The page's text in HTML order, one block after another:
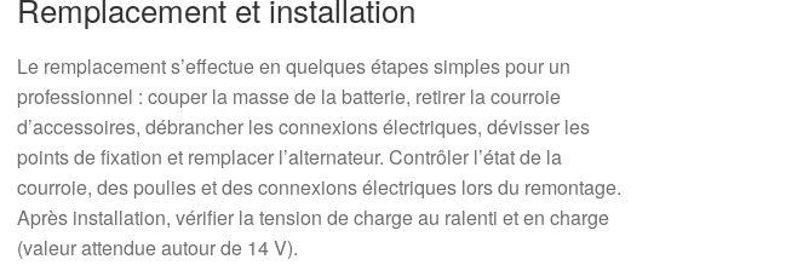
Le remplacement s’effectue en quelques étapes simples pour un
professionnel : couper la masse de la batterie, retirer la courroie
d’accessoires, débrancher les connexions électriques, dévisser les
points de fixation et remplacer l’alternateur. Contrôler l’état de la
courroie, des poulies et des connexions électriques lors du remontage.
Après installation, vérifier la tension de charge au ralenti et en charge
(valeur attendue autour de 14 V).